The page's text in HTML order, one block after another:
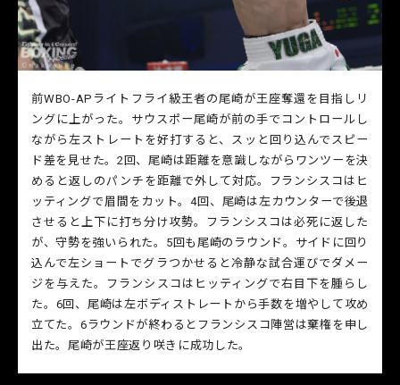
前WBO-APライトフライ級王者の尾崎が王座奪還を目指しリ
ングに上がった。サウスポー尾崎が前の手でコントロールし
ながら左ストレートを好打すると、スッと回り込んでスピー
ド差を見せた。2回、尾崎は距離を意識しながらワンツーを決
めると返しのパンチを距離で外して対応。フランシスコはヒ
ッティングで眉間をカット。4回、尾崎は左カウンターで後退
させると上下に打ち分け攻勢。フランシスコは必死に返した
が、守勢を強いられた。5回も尾崎のラウンド。サイドに回り
込んで左ショートでグラつかせると冷静な試合運びでダメー
ジを与えた。フランシスコはヒッティングで右目下を腫らし
た。6回、尾崎は左ボディストレートから手数を増やして攻め
立てた。6ラウンドが終わるとフランシスコ陣営は棄権を申し
出た。尾崎が王座返り咲きに成功した。